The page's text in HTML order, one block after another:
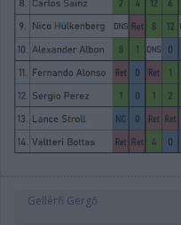
Gellérfi Gergő